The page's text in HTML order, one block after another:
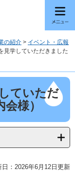
の紹介 > イベント・広報
見学していただきました
ていただ
様）
日：2026年6月12日更新